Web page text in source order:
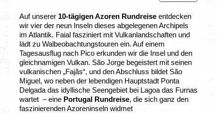
Auf unserer 10-tägigen Azoren Rundreise entdecken
wir vier der neun Inseln dieses abgelegenen Archipels
im Atlantik. Faial fasziniert mit Vulkanlandschaften und
lädt zu Walbeobachtungstouren ein. Auf einem
Tagesausflug nach Pico erkunden wir die Insel und den
gleichnamigen Vulkan. São Jorge begeistert mit seinen
vulkanischen „Fajãs“, und den Abschluss bildet São
Miguel, wo neben der lebendigen Hauptstadt Ponta
Delgada das idyllische Seengebiet bei Lagoa das Furnas
wartet – eine Portugal Rundreise, die sich ganz den
faszinierenden Azoreninseln widmet